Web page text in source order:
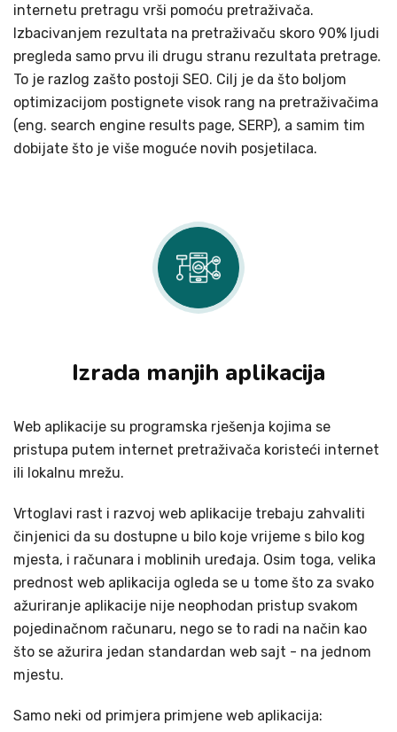
internetu pretragu vrši pomoću pretraživača.
Izbacivanjem rezultata na pretraživaču skoro 90% ljudi
pregleda samo prvu ili drugu stranu rezultata pretrage.
To je razlog zašto postoji SEO. Cilj je da što boljom
optimizacijom postignete visok rang na pretraživačima
(eng. search engine results page, SERP), a samim tim
dobijate što je više moguće novih posjetilaca.
Izrada manjih aplikacija
Web aplikacije su programska rješenja kojima se
pristupa putem internet pretraživača koristeći internet
ili lokalnu mrežu.
Vrtoglavi rast i razvoj web aplikacije trebaju zahvaliti
činjenici da su dostupne u bilo koje vrijeme s bilo kog
mjesta, i računara i moblinih uređaja. Osim toga, velika
prednost web aplikacija ogleda se u tome što za svako
ažuriranje aplikacije nije neophodan pristup svakom
pojedinačnom računaru, nego se to radi na način kao
što se ažurira jedan standardan web sajt - na jednom
mjestu.
Samo neki od primjera primjene web aplikacija: